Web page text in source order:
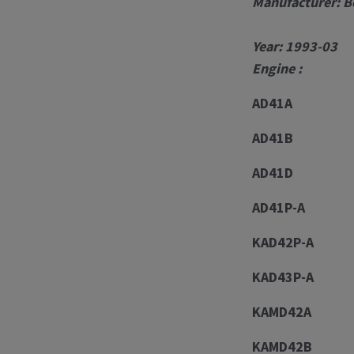
Year: 1993-03
Engine :
AD41A
AD41B
AD41D
AD41P-A
KAD42P-A
KAD43P-A
KAMD42A
KAMD42B